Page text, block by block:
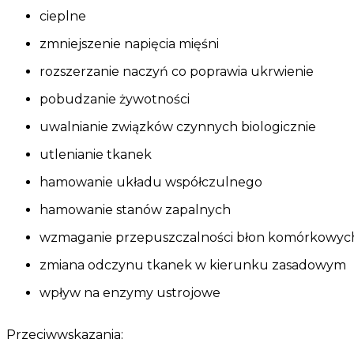
cieplne
zmniejszenie napięcia mięśni
rozszerzanie naczyń co poprawia ukrwienie
pobudzanie żywotności
uwalnianie związków czynnych biologicznie
utlenianie tkanek
hamowanie układu współczulnego
hamowanie stanów zapalnych
wzmaganie przepuszczalności błon
zmiana odczynu tkanek w kierunku zasadowym
wpływ na enzymy ustrojowe
Przeciwwskazania: